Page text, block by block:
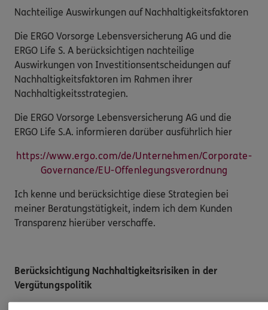
Nachteilige Auswirkungen auf Nachhaltigkeitsfaktoren
Die ERGO Vorsorge Lebensversicherung AG und die
ERGO Life S. A berücksichtigen nachteilige
Auswirkungen von Investitionsentscheidungen auf
Nachhaltigkeitsfaktoren im Rahmen ihrer
Nachhaltigkeitsstrategien.
Die ERGO Vorsorge Lebensversicherung AG und die
ERGO Life S.A. informieren darüber ausführlich hier
https://www.ergo.com/de/Unternehmen/Corporate-
Governance/EU-Offenlegungsverordnung
Ich kenne und berücksichtige diese Strategien bei
meiner Beratungstätigkeit, indem ich dem Kunden
Transparenz hierüber verschaffe.
Berücksichtigung Nachhaltigkeitsrisiken in der
Vergütungspolitik